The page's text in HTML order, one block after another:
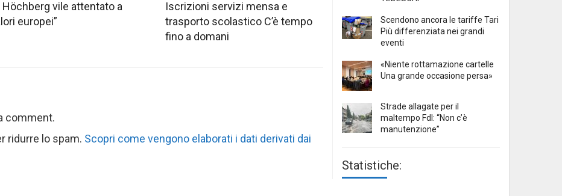
Höchberg vile attentato a
europei”
Iscrizioni servizi mensa e
trasporto scolastico C’è tempo
fino a domani
comment.
ridurre lo spam. Scopri come vengono elaborati i dati derivati dai
Scendono ancora le tariffe Tari
Più differenziata nei grandi
eventi
«Niente rottamazione cartelle
Una grande occasione persa»
Strade allagate per il
maltempo FdI: “Non c’è
manutenzione”
Statistiche: